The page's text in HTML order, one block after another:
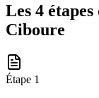
Les 4
Ciboure
Étape 1